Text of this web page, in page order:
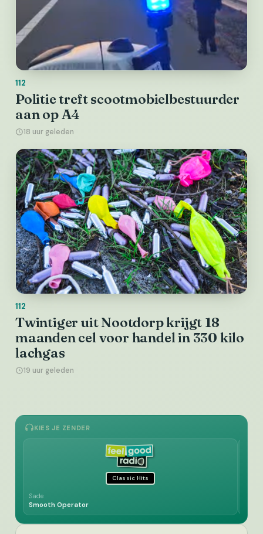
112
Politie treft scootmobielbestuurder
aan op A4
18 uur geleden
112
Twintiger uit Nootdorp krijgt 18
maanden cel voor handel in 330 kilo
lachgas
19 uur geleden
KIES JE ZENDER
Classic Hits
Sade
Smooth Operator